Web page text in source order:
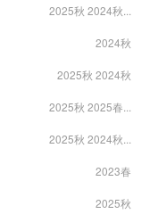
2025秋 2024秋...
2024秋
2025秋 2024秋
2025秋 2025春...
2025秋 2024秋...
2023春
2025秋